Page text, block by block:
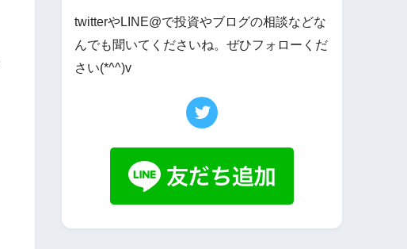
twitterやLINE@で投資やブログの相談などな
んでも聞いてくださいね。ぜひフォローくだ
さい(*^^)v